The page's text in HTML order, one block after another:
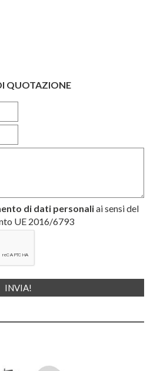
QUOTAZIONE
di dati personaliai sensi del
UE 2016/6793